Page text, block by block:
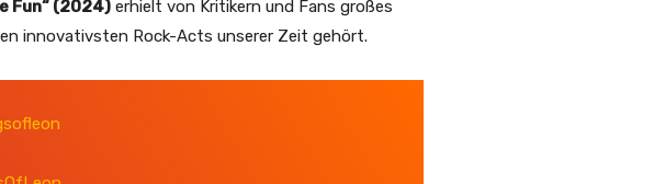
Fun“ (2024) erhielt von Kritikern und Fans großes
innovativsten Rock-Acts unserer Zeit gehört.